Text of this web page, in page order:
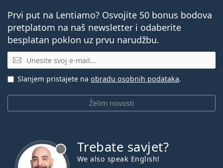
Prvi put na Lentiamo? Osvojite 50 bonus bodova
pretplatom na naš newsletter i odaberite
besplatan poklon uz prvu narudžbu.
E-mail
Želim novosti
Slanjem pristajete na obradu osobnih podataka.
Trebate savjet?
We also speak English!